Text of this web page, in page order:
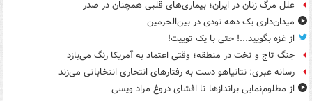
علل مرگ زنان در ایران؛ بیماری‌های قلبی همچنان در صدر
میدان‌داری یک دهه نودی در بین‌الحرمین
از غزه بگویید...! حتی با یک توییت!
جنگ تاج و تخت در منطقه؛ وقتی اعتماد به آمریکا رنگ می‌بازد
رسانه عبری: نتانیاهو دست به رفتارهای انتحاری انتخاباتی می‌زند
از مظلوم‌نمایی براندازها تا افشای دروغ مراد ویسی